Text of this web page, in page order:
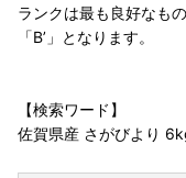
ランクは最も良好なも
「B’」となります。
【検索ワード】
佐賀県産 さがびより